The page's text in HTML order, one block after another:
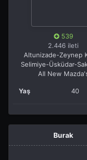
539
2.446 ileti
Altunizade-Zeynep
Selimiye-Üsküdar-
All New
Yaş 40
Burak